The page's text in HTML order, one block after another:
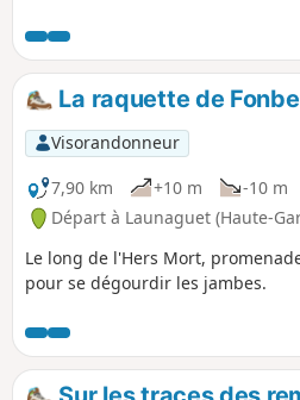
de la "Ville rose" peut s'étaler sur
en fonction des potentielles
La raquette de
Visorandonneur
7,90 km
+10 m -10 m
Départ à Launaguet (Haute-
Le long de l'Hers Mort,
pour se dégourdir les jambes.